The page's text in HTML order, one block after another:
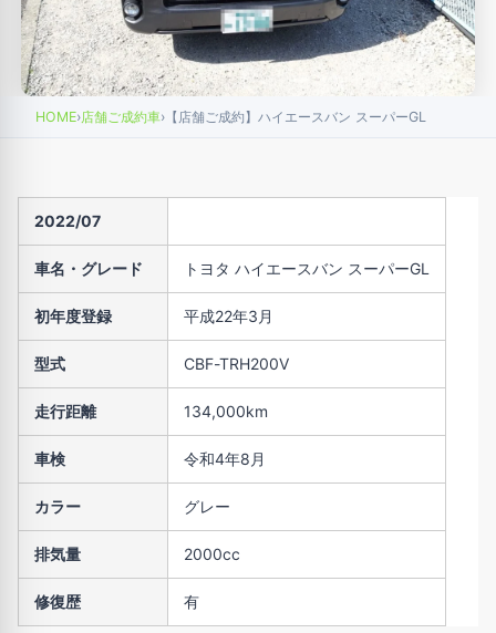
HOME›店舗ご成約車› 【店舗ご成約】ハイエースバン スーパーGL
2022/07
車名・グレード トヨタ ハイエースバン スーパーGL
初年度登録 平成22年3月
型式 CBF-TRH200V
走行距離 134,000km
車検 令和4年8月
カラー グレー
排気量 2000cc
修復歴 有